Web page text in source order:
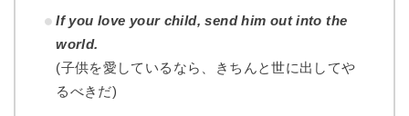
If you love your child, send him out into the
world.
(子供を愛しているなら、きちんと世に出してや
るべきだ)